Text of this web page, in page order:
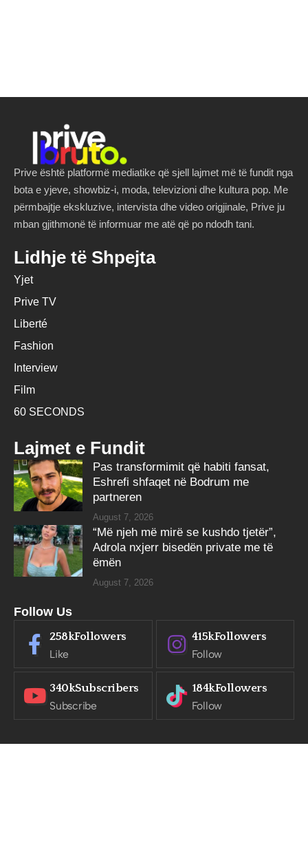
Prive është platformë mediatike që sjell lajmet më të fundit nga
bota e yjeve, showbiz-i, moda, televizioni dhe kultura pop. Me
përmbajtje ekskluzive, intervista dhe video origjinale, Prive ju
mban gjithmonë të informuar me atë që po ndodh tani.
Lidhje të Shpejta
Yjet
Prive TV
Liberté
Fashion
Interview
Film
60 SECONDS
Lajmet e Fundit
Pas transformimit që habiti fansat,
Eshrefi shfaqet në Bodrum me
partneren
August 7, 2026
“Më njeh më mirë se kushdo tjetër”,
Adrola nxjerr bisedën private me të
ëmën
August 7, 2026
Follow Us
258kFollowers
Like
415kFollowers
Follow
340kSubscribers
Subscribe
184kFollowers
Follow